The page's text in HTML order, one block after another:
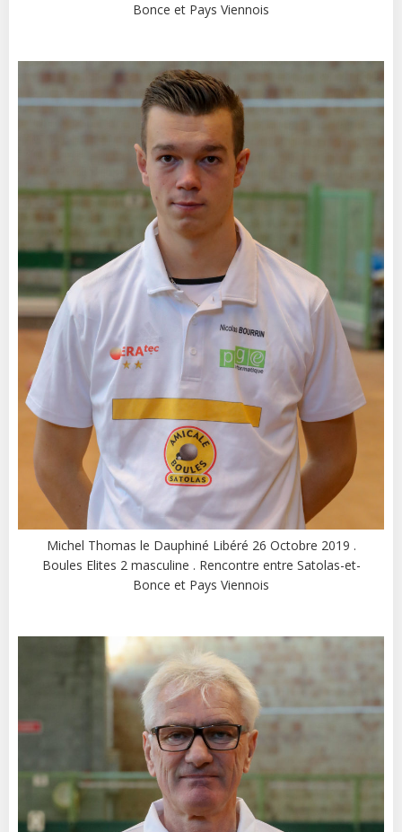
Bonce et Pays Viennois
Michel Thomas le Dauphiné Libéré 26 Octobre 2019 .
Boules Elites 2 masculine . Rencontre entre Satolas-et-
Bonce et Pays Viennois